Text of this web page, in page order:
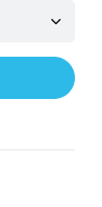
Wert